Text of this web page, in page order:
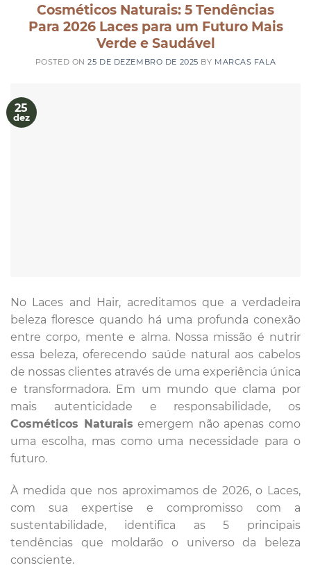
Cosméticos Naturais: 5 Tendências
Para 2026 Laces para um Futuro Mais
Verde e Saudável
POSTED ON25 DE DEZEMBRO DE 2025 BY MARCAS FALA
25
dez
No Laces and Hair, acreditamos que a verdadeira
beleza floresce quando há uma profunda conexão
entre corpo, mente e alma. Nossa missão é nutrir
essa beleza, oferecendo saúde natural aos cabelos
de nossas clientes através de uma experiência única
e transformadora. Em um mundo que clama por
mais autenticidade e responsabilidade, os
Cosméticos Naturais emergem não apenas como
uma escolha, mas como uma necessidade para o
futuro.
À medida que nos aproximamos de 2026, o Laces,
com sua expertise e compromisso com a
sustentabilidade, identifica as 5 principais
tendências que moldarão o universo da beleza
consciente.